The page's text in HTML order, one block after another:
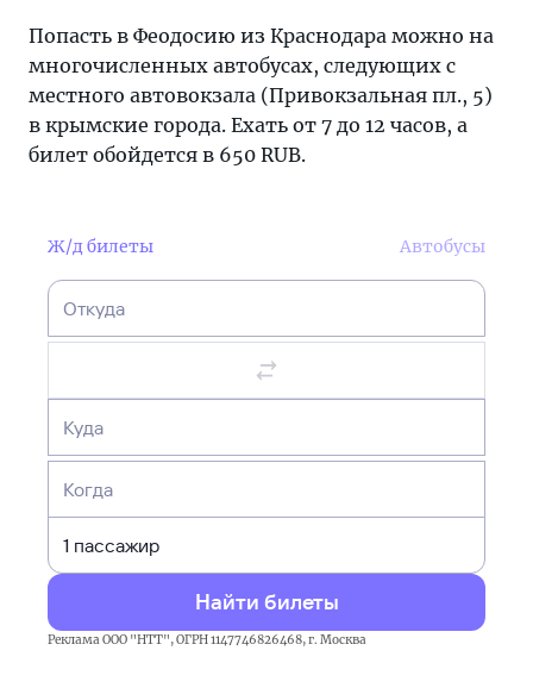
Попасть в Феодосию из Краснодара можно на
многочисленных автобусах, следующих с
местного автовокзала (Привокзальная пл., 5)
в крымские города. Ехать от 7 до 12 часов, а
билет обойдется в 650 RUB.
Ж/д билеты Автобусы
Откуда
Куда
Когда
Найти билеты
Реклама ООО "НТТ", ОГРН 1147746826468, г. Москва